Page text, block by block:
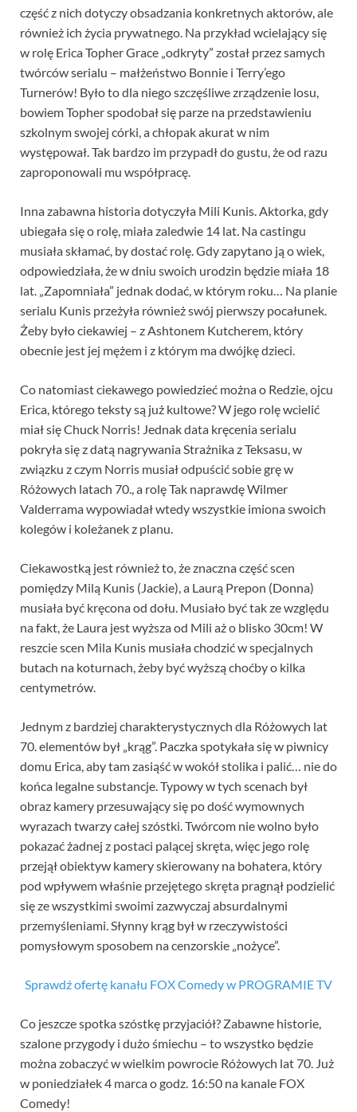
część z nich dotyczy obsadzania konkretnych aktorów, ale
również ich życia prywatnego. Na przykład wcielający się
w rolę Erica Topher Grace „odkryty” został przez samych
twórców serialu – małżeństwo Bonnie i Terry’ego
Turnerów! Było to dla niego szczęśliwe zrządzenie losu,
bowiem Topher spodobał się parze na przedstawieniu
szkolnym swojej córki, a chłopak akurat w nim
występował. Tak bardzo im przypadł do gustu, że od razu
zaproponowali mu współpracę.
Inna zabawna historia dotyczyła Mili Kunis. Aktorka, gdy
ubiegała się o rolę, miała zaledwie 14 lat. Na castingu
musiała skłamać, by dostać rolę. Gdy zapytano ją o wiek,
odpowiedziała, że w dniu swoich urodzin będzie miała 18
lat. „Zapomniała” jednak dodać, w którym roku… Na planie
serialu Kunis przeżyła również swój pierwszy pocałunek.
Żeby było ciekawiej – z Ashtonem Kutcherem, który
obecnie jest jej mężem i z którym ma dwójkę dzieci.
Co natomiast ciekawego powiedzieć można o Redzie, ojcu
Erica, którego teksty są już kultowe? W jego rolę wcielić
miał się Chuck Norris! Jednak data kręcenia serialu
pokryła się z datą nagrywania Strażnika z Teksasu, w
związku z czym Norris musiał odpuścić sobie grę w
Różowych latach 70., a rolę Tak naprawdę Wilmer
Valderrama wypowiadał wtedy wszystkie imiona swoich
kolegów i koleżanek z planu.
Ciekawostką jest również to, że znaczna część scen
pomiędzy Milą Kunis (Jackie), a Laurą Prepon (Donna)
musiała być kręcona od dołu. Musiało być tak ze względu
na fakt, że Laura jest wyższa od Mili aż o blisko 30cm! W
reszcie scen Mila Kunis musiała chodzić w specjalnych
butach na koturnach, żeby być wyższą choćby o kilka
centymetrów.
Jednym z bardziej charakterystycznych dla Różowych lat
70. elementów był „krąg”. Paczka spotykała się w piwnicy
domu Erica, aby tam zasiąść w wokół stolika i palić… nie do
końca legalne substancje. Typowy w tych scenach był
obraz kamery przesuwający się po dość wymownych
wyrazach twarzy całej szóstki. Twórcom nie wolno było
pokazać żadnej z postaci palącej skręta, więc jego rolę
przejął obiektyw kamery skierowany na bohatera, który
pod wpływem właśnie przejętego skręta pragnął podzielić
się ze wszystkimi swoimi zazwyczaj absurdalnymi
przemyśleniami. Słynny krąg był w rzeczywistości
pomysłowym sposobem na cenzorskie „nożyce”.
Sprawdź ofertę kanału FOX Comedy w PROGRAMIE TV
Co jeszcze spotka szóstkę przyjaciół? Zabawne historie,
szalone przygody i dużo śmiechu – to wszystko będzie
można zobaczyć w wielkim powrocie Różowych lat 70. Już
w poniedziałek 4 marca o godz. 16:50 na kanale FOX
Comedy!